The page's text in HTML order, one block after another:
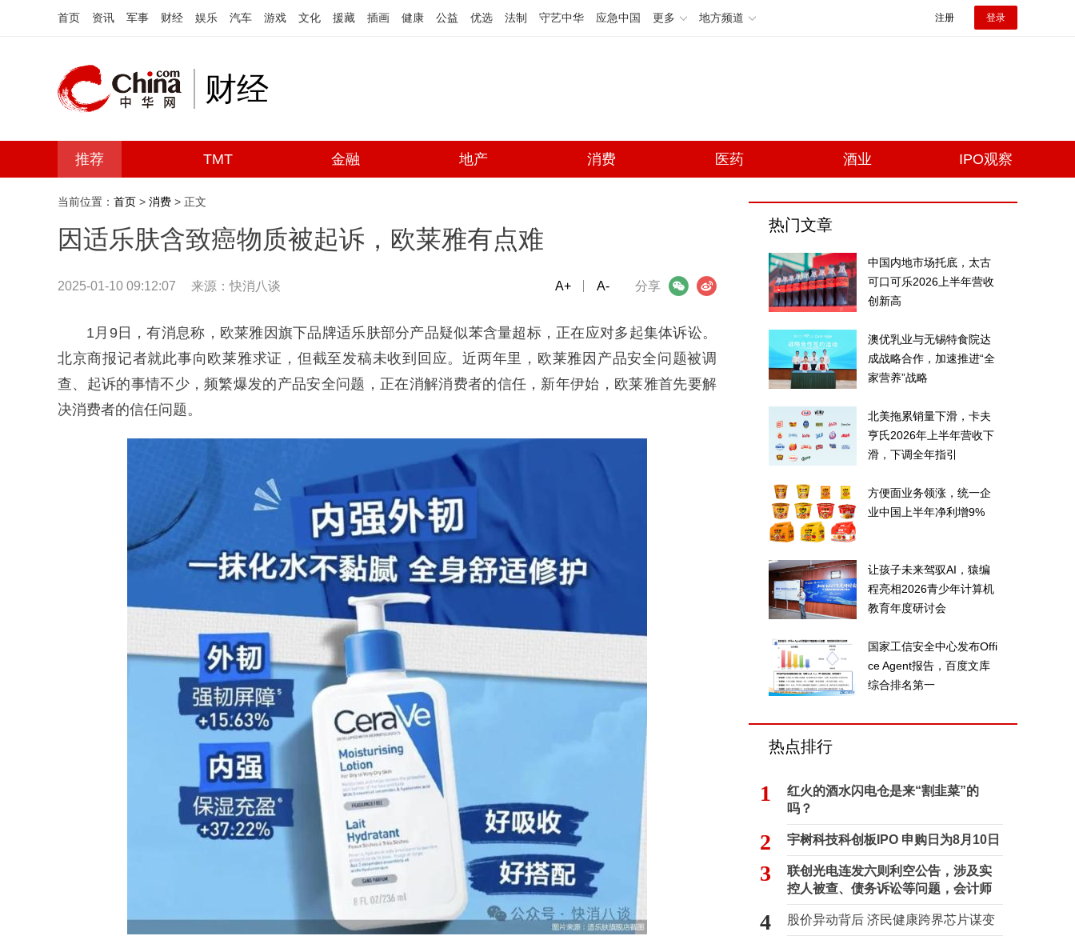
首页 资讯 军事 财经 娱乐 汽车 游戏 文化 援藏 插画 健康 公益 优选 法制 守艺中华 应急中国 更多 地方频道 注册 登录
财经
推荐 TMT 金融 地产 消费 医药 酒业 IPO观察
当前位置： 首页 > 消费 > 正文
因适乐肤含致癌物质被起诉，欧莱雅有点难
2025-01-10 09:12:07 来源：快消八谈 分享
微信 微博
A+ A-
1月9日，有消息称，欧莱雅因旗下品牌适乐肤部分产品疑似苯含量超标，正在应对多起集体诉讼。
北京商报记者就此事向欧莱雅求证，但截至发稿未收到回应。近两年里，欧莱雅因产品安全问题被调
查、起诉的事情不少，频繁爆发的产品安全问题，正在消解消费者的信任，新年伊始，欧莱雅首先要解
决消费者的信任问题。
热门文章
中国内地市场托底，太古
可口可乐2026上半年营收
创新高
澳优乳业与无锡特食院达
成战略合作，加速推进“全
家营养”战略
北美拖累销量下滑，卡夫
亨氏2026年上半年营收下
滑，下调全年指引
方便面业务领涨，统一企
业中国上半年净利增9%
让孩子未来驾驭AI，猿编
程亮相2026青少年计算机
教育年度研讨会
国家工信安全中心发布Offi
ce Agent报告，百度文库
综合排名第一
热点排行
1
红火的酒水闪电仓是来“割韭菜”的
吗？
2 宇树科技科创板IPO 申购日为8月10日
3
联创光电连发六则利空公告，涉及实
控人被查、债务诉讼等问题，会计师
事务所曾出具“保留意见”
4 股价异动背后 济民健康跨界芯片谋变